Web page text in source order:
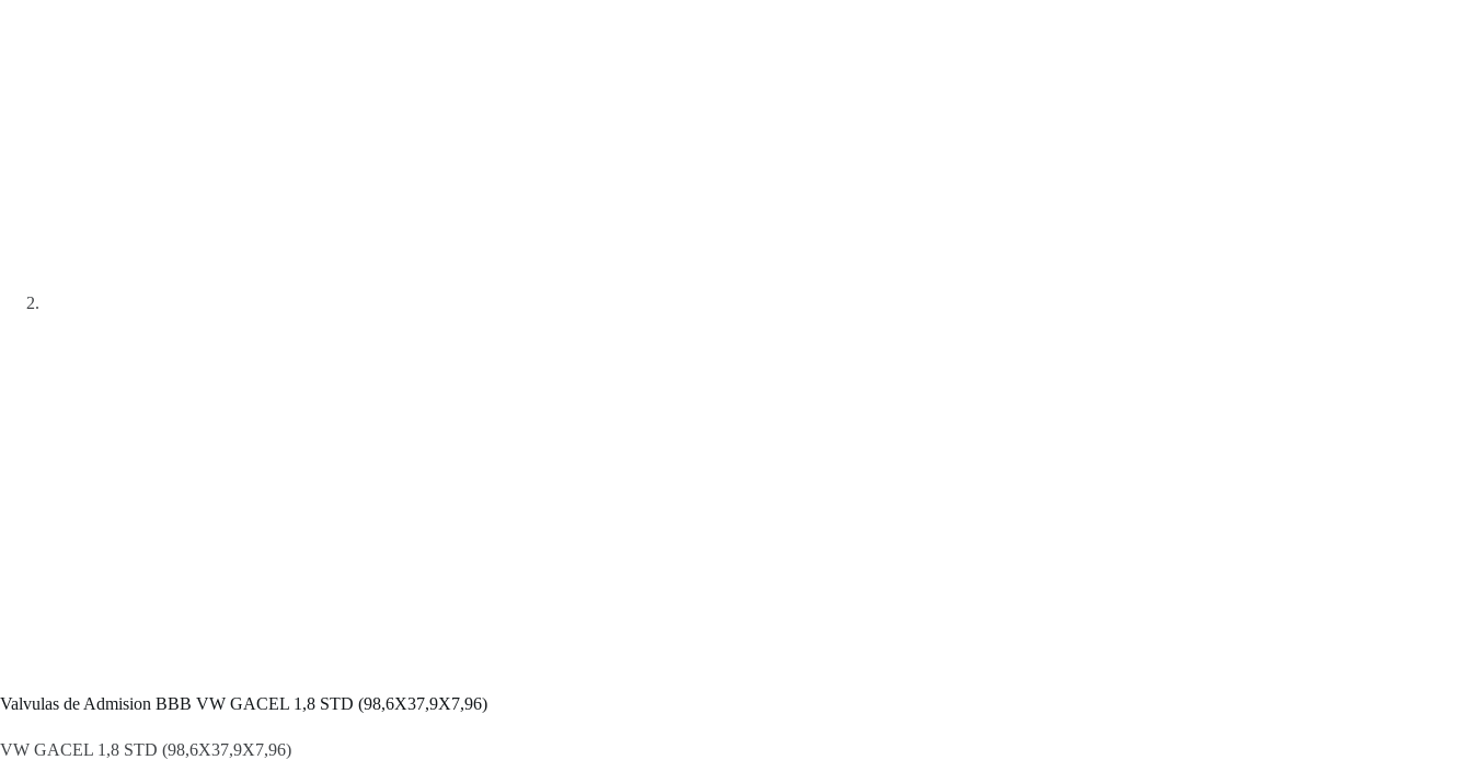
Valvulas de Admision BBB VW GACEL 1,8 STD (98,6X37,9X7,96)
VW GACEL 1,8 STD (98,6X37,9X7,96)